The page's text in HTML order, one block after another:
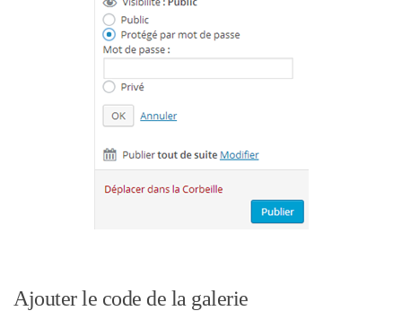
Ajouter le code de la galerie